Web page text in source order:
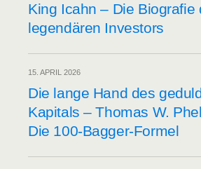
King Icahn – Die Bio­gra­fie
legen­dä­ren Investors
15. APRIL 2026
Die lan­ge Hand des
Kapi­tals – Tho­mas W.
Die 100-Bagger-Formel